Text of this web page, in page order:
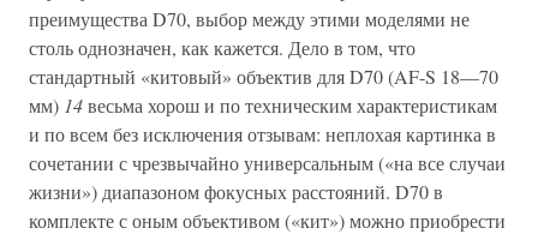
преимущества D70, выбор между этими моделями не
столь однозначен, как кажется. Дело в том, что
стандартный «китовый» объектив для D70 (AF-S 18—70
мм) 14весьма хорош и по техническим характеристикам
и по всем без исключения отзывам: неплохая картинка в
сочетании с чрезвычайно универсальным («на все случаи
жизни») диапазоном фокусных расстояний. D70 в
комплекте с оным объективом («кит») можно приобрести